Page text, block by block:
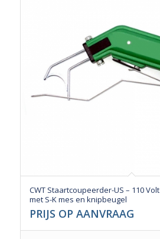
CWT Staartcoupeerder-US – 110 Volt
met S-K mes en knipbeugel
PRIJS OP AANVRAAG